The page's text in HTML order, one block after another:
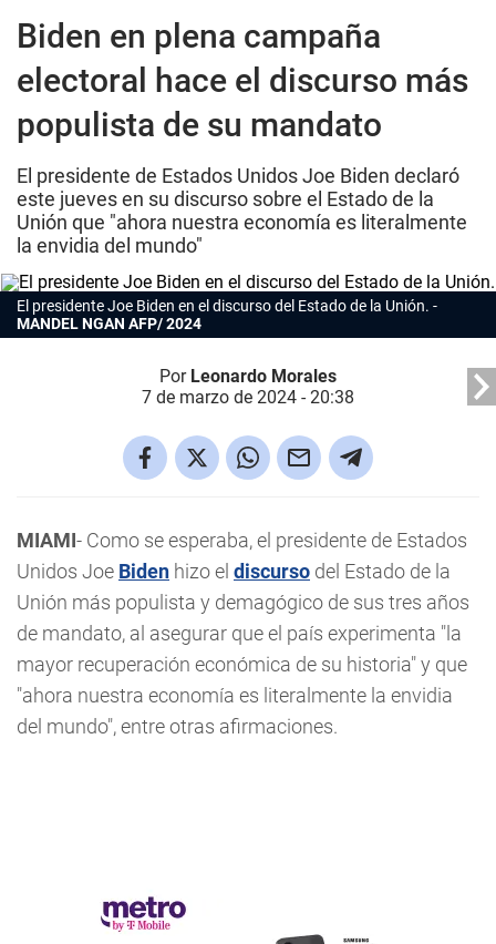
Biden en plena campaña
electoral hace el discurso más
populista de su mandato
El presidente de Estados Unidos Joe Biden declaró
este jueves en su discurso sobre el Estado de la
Unión que "ahora nuestra economía es literalmente
la envidia del mundo"
El presidente Joe Biden en el discurso del Estado de la Unión.
MANDEL NGAN AFP/ 2024
Por Leonardo Morales
7 de marzo de 2024 - 20:38
MIAMI- Como se esperaba, el presidente de Estados
Unidos Joe Biden hizo el discurso del Estado de la
Unión más populista y demagógico de sus tres años
de mandato, al asegurar que el país experimenta "la
mayor recuperación económica de su historia" y que
"ahora nuestra economía es literalmente la envidia
del mundo", entre otras afirmaciones.